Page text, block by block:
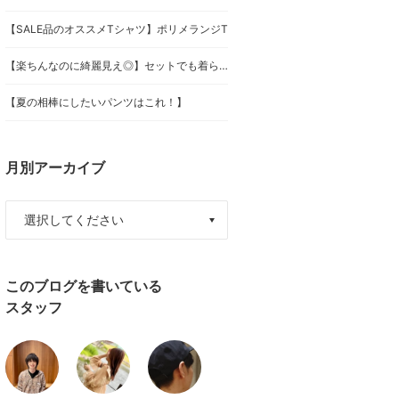
【SALE品のオススメTシャツ】ポリメランジT
【楽ちんなのに綺麗見え◎】セットでも着られるおすすめアイテム！
【夏の相棒にしたいパンツはこれ！】
月別アーカイブ
このブログを書いている
スタッフ